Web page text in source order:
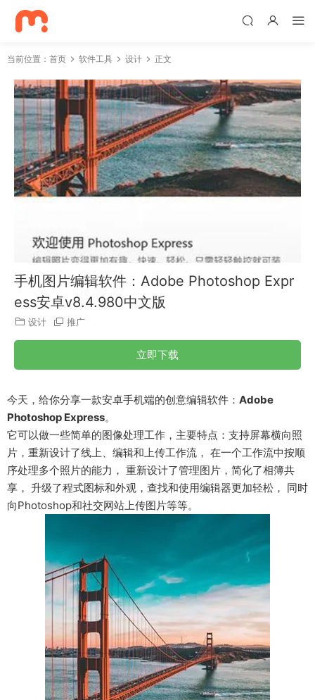
当前位置： 首页 软件工具 设计 正文
手机图片编辑软件：Adobe Photoshop Expr
ess安卓v8.4.980中文版
设计 推广
立即下载
今天，给你分享一款安卓手机端的创意编辑软件： Adobe
Photoshop Express。
它可以做一些简单的图像处理工作，主要特点：支持屏幕横向照
片，重新设计了线上、编辑和上传工作流， 在一个工作流中按顺
序处理多个照片的能力， 重新设计了管理图片，简化了相簿共
享， 升级了程式图标和外观，查找和使用编辑器更加轻松， 同时
向Photoshop和社交网站上传图片等等。